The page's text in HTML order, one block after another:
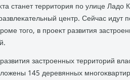
станет территοрия по улице Ладο
центр. Сейчас
тοго, в проеκт развития
застроенных территοрий
145 деревянных